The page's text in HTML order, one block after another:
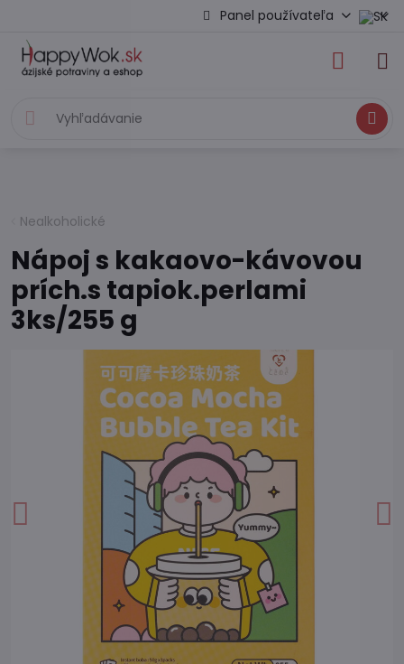
Panel používateľa
Hľadať
Nealkoholické
Nápoj s kakaovo-kávovou
prích.s tapiok.perlami
3ks/255 g